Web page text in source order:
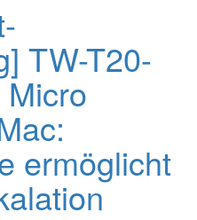
TW-T20-
ermöglicht